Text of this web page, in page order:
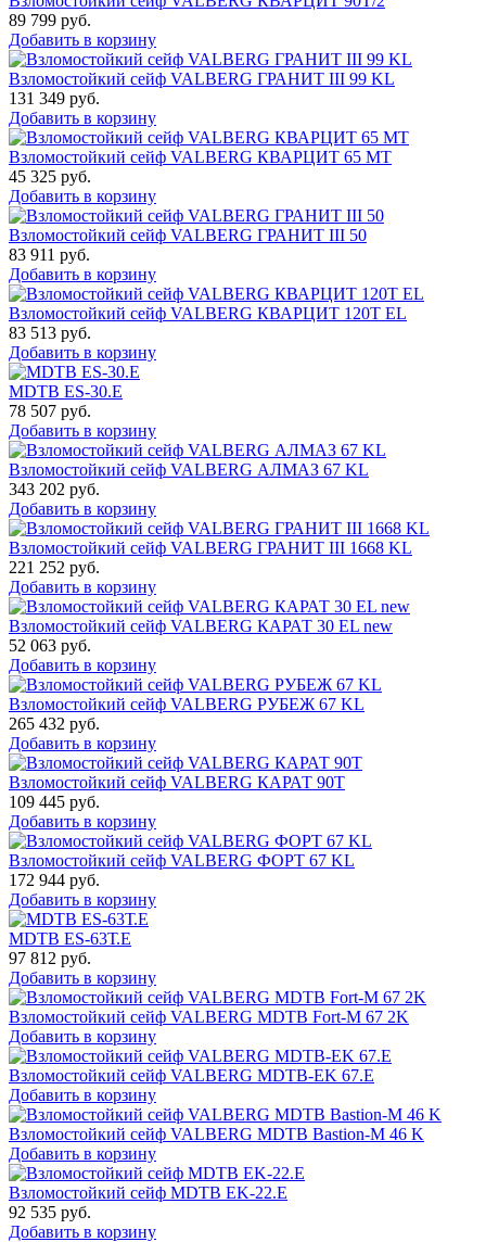
89 799 руб.
Добавить в корзину
Взломостойкий сейф VALBERG ГРАНИТ III 99 KL
131 349 руб.
Добавить в корзину
Взломостойкий сейф VALBERG КВАРЦИТ 65 МТ
45 325 руб.
Добавить в корзину
Взломостойкий сейф VALBERG ГРАНИТ III 50
83 911 руб.
Добавить в корзину
Взломостойкий сейф VALBERG КВАРЦИТ 120Т EL
83 513 руб.
Добавить в корзину
MDTB ES-30.Е
78 507 руб.
Добавить в корзину
Взломостойкий сейф VALBERG АЛМАЗ 67 KL
343 202 руб.
Добавить в корзину
Взломостойкий сейф VALBERG ГРАНИТ III 1668 KL
221 252 руб.
Добавить в корзину
Взломостойкий сейф VALBERG КАРАТ 30 EL new
52 063 руб.
Добавить в корзину
Взломостойкий сейф VALBERG РУБЕЖ 67 KL
265 432 руб.
Добавить в корзину
Взломостойкий сейф VALBERG КАРАТ 90T
109 445 руб.
Добавить в корзину
Взломостойкий сейф VALBERG ФОРТ 67 KL
172 944 руб.
Добавить в корзину
MDTB ES-63Т.Е
97 812 руб.
Добавить в корзину
Взломостойкий сейф VALBERG MDTB Fort-M 67 2K
Добавить в корзину
Взломостойкий сейф VALBERG MDTB-EK 67.E
Добавить в корзину
Взломостойкий сейф VALBERG MDTB Bastion-M 46 K
Добавить в корзину
Взломостойкий сейф MDTB EK-22.E
92 535 руб.
Добавить в корзину